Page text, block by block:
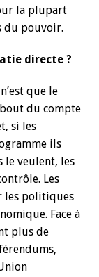
la plupart
du pouvoir.
directe ?
que le
du compte
si les
ils
le veulent, les
Les
les politiques
Face à
plus de